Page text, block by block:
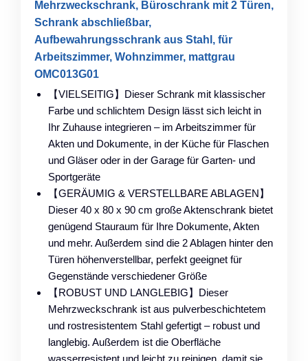
Mehrzweckschrank, Büroschrank mit 2 Türen,
Schrank abschließbar,
Aufbewahrungsschrank aus Stahl, für
Arbeitszimmer, Wohnzimmer, mattgrau
OMC013G01
【VIELSEITIG】Dieser Schrank mit klassischer
Farbe und schlichtem Design lässt sich leicht in
Ihr Zuhause integrieren – im Arbeitszimmer für
Akten und Dokumente, in der Küche für Flaschen
und Gläser oder in der Garage für Garten- und
Sportgeräte
【GERÄUMIG & VERSTELLBARE ABLAGEN】
Dieser 40 x 80 x 90 cm große Aktenschrank bietet
genügend Stauraum für Ihre Dokumente, Akten
und mehr. Außerdem sind die 2 Ablagen hinter den
Türen höhenverstellbar, perfekt geeignet für
Gegenstände verschiedener Größe
【ROBUST UND LANGLEBIG】Dieser
Mehrzweckschrank ist aus pulverbeschichtetem
und rostresistentem Stahl gefertigt – robust und
langlebig. Außerdem ist die Oberfläche
wasserresistent und leicht zu reinigen, damit sie